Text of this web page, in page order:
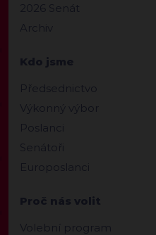
2026 Senát
Archiv
Kdo jsme
Předsednictvo
Výkonný výbor
Poslanci
Senátoři
Europoslanci
Proč nás volit
Volební program